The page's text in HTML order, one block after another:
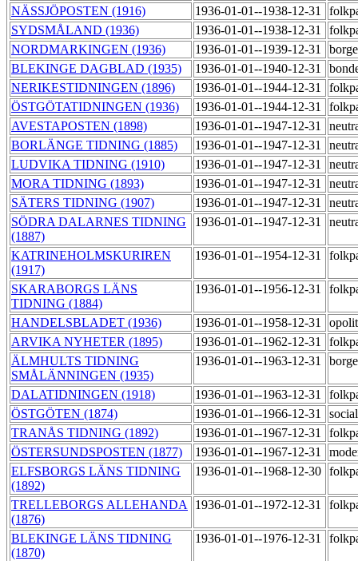
NÄSSJÖPOSTEN (1916) 1936-01-01--1938-12-31
SYDSMÅLAND (1936)
1936-01-01--1938-12-31
NORDMARKINGEN (1936)
1936-01-01--1939-12-31
BLEKINGE DAGBLAD (1935)
1936-01-01--1940-12-31
NERIKESTIDNINGEN (1896)
1936-01-01--1944-12-31
ÖSTGÖTATIDNINGEN (1936)
1936-01-01--1944-12-31
AVESTAPOSTEN (1898)
1936-01-01--1947-12-31
BORLÄNGE TIDNING (1885)
1936-01-01--1947-12-31
LUDVIKA TIDNING (1910)
1936-01-01--1947-12-31
MORA TIDNING (1893)
1936-01-01--1947-12-31
SÄTERS TIDNING (1907)
1936-01-01--1947-12-31
SÖDRA DALARNES TIDNING
(1887)
1936-01-01--1947-12-31
KATRINEHOLMSKURIREN
(1917)
1936-01-01--1954-12-31
SKARABORGS LÄNS
TIDNING (1884)
1936-01-01--1956-12-31
HANDELSBLADET (1936) 1936-01-01--1958-12-31
ARVIKA NYHETER (1895)
1936-01-01--1962-12-31
ÄLMHULTS TIDNING
SMÅLÄNNINGEN (1935)
1936-01-01--1963-12-31
DALATIDNINGEN (1918) 1936-01-01--1963-12-31
ÖSTGÖTEN (1874)
1936-01-01--1966-12-31
TRANÅS TIDNING (1892)
1936-01-01--1967-12-31
ÖSTERSUNDSPOSTEN (1877)
1936-01-01--1967-12-31
ELFSBORGS LÄNS TIDNING
(1892)
1936-01-01--1968-12-30
TRELLEBORGS ALLEHANDA
(1876)
1936-01-01--1972-12-31
BLEKINGE LÄNS TIDNING
(1870)
1936-01-01--1976-12-31